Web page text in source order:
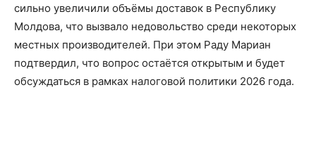
сильно увеличили объёмы доставок в Республику
Молдова, что вызвало недовольство среди некоторых
местных производителей. При этом Раду Мариан
подтвердил, что вопрос остаётся открытым и будет
обсуждаться в рамках налоговой политики 2026 года.